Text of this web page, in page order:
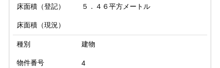
床面積（登記） ５．４６平方メートル
床面積（現況）
種別 建物
物件番号 4